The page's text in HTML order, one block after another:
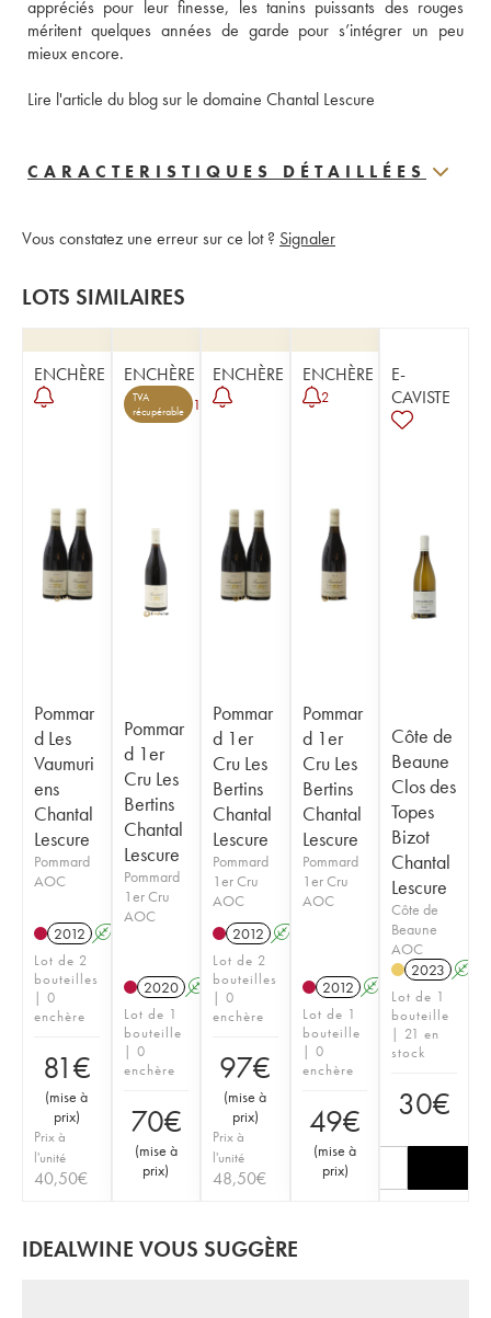
appréciés pour leur finesse, les tanins puissants des rouges
méritent quelques années de garde pour s’intégrer un peu
mieux encore.
Lire l'article du blog sur le domaine Chantal Lescure
CARACTERISTIQUES DÉTAILLÉES
Vous constatez une erreur sur ce lot ? Signaler
LOTS SIMILAIRES
ENCHÈRE
Pommar
d Les
Vaumuri
ens
Chantal
Lescure
Pommard
AOC
2012 A
Lot de 2
bouteilles
| 0
enchère
81€
(mise à
prix)
Prix à
l'unité
40,50€
ENCHÈRE
TVA
récupérable
1
Pommar
d 1er
Cru Les
Bertins
Chantal
Lescure
Pommard
1er Cru
AOC
2020 A
Lot de 1
bouteille
| 0
enchère
70€
(mise à
prix)
ENCHÈRE
Pommar
d 1er
Cru Les
Bertins
Chantal
Lescure
Pommard
1er Cru
AOC
2012 A
Lot de 2
bouteilles
| 0
enchère
97€
(mise à
prix)
Prix à
l'unité
48,50€
ENCHÈRE
2
Pommar
d 1er
Cru Les
Bertins
Chantal
Lescure
Pommard
1er Cru
AOC
2012 A
Lot de 1
bouteille
| 0
enchère
49€
(mise à
prix)
E-
CAVISTE
Côte de
Beaune
Clos des
Topes
Bizot
Chantal
Lescure
Côte de
Beaune
AOC
2023 A
Lot de 1
bouteille
| 21 en
stock
30€
IDEALWINE VOUS SUGGÈRE